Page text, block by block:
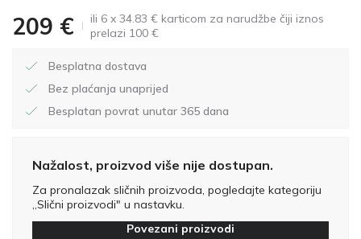
209 €
ili 6 x 34.83 € karticom za narudžbe čiji iznos
prelazi 100 €
Besplatna dostava
Bez plaćanja unaprijed
Besplatan povrat unutar 365 dana
Nažalost, proizvod više nije dostupan.
Za pronalazak sličnih proizvoda, pogledajte kategoriju
„Slični proizvodi" u nastavku.
Povezani proizvodi